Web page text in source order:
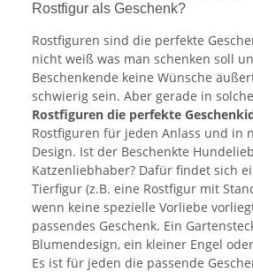
Rostfigur als Geschenk?
Rostfiguren sind die perfekte
nicht weiß was man schenken soll
Beschenkende keine Wünsche
schwierig sein. Aber gerade in
Rostfiguren die perfekte
Rostfiguren für jeden Anlass und in
Design. Ist der Beschenkte
Katzenliebhaber? Dafür findet sich
Tierfigur (z.B. eine Rostfigur mit
wenn keine spezielle Vorliebe
passendes Geschenk. Ein
Blumendesign, ein kleiner Engel
Es ist für jeden die passende